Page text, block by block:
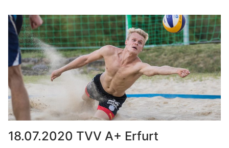
18.07.2020 TVV A+ Erfurt